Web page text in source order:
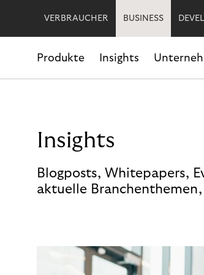
VERBRAUCHER BUSINESS
Produkte Insights
Insights
Blogposts, Whitepapers,
aktuelle